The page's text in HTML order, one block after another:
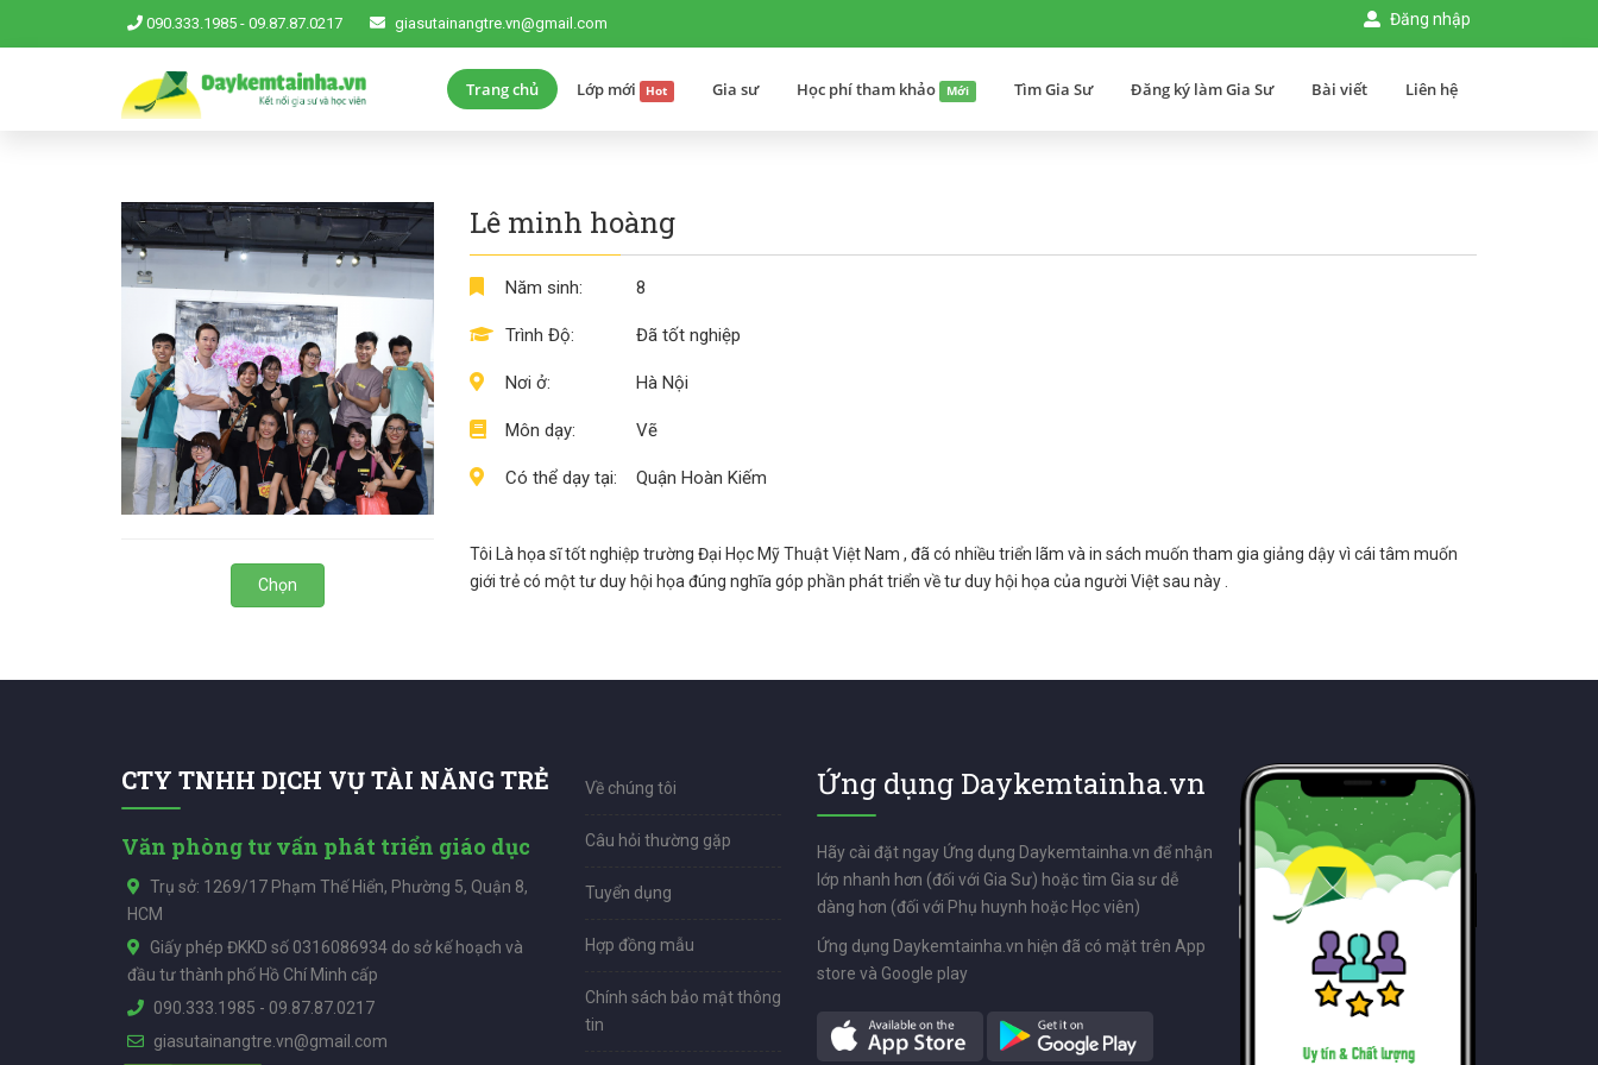
090.333.1985 - 09.87.87.0217 giasutainangtre.vn@gmail.com Đăng nhập
Trang chủ Lớp mới Hot Gia sư Học phí tham khảo Mới Tìm Gia Sư Đăng ký làm Gia Sư Bài viết Liên hệ
Chọn
Lê minh hoàng
Năm sinh:
Trình Độ:
Nơi ở:
Môn dạy:
Có thể dạy tại:
8
Đã tốt nghiệp
Hà Nội
Vẽ
Quận Hoàn Kiếm
Tôi Là họa sĩ tốt nghiệp trường Đại Học Mỹ Thuật Việt Nam , đã có nhiều triển lãm và in sách muốn tham gia giảng dậy vì cái tâm muốn
giới trẻ có một tư duy hội họa đúng nghĩa góp phần phát triển về tư duy hội họa của người Việt sau này .
CTY TNHH DỊCH VỤ TÀI NĂNG TRẺ
Văn phòng tư vấn phát triển giáo dục
Trụ sở: 1269/17 Phạm Thế Hiển, Phường 5, Quận 8,
HCM
Giấy phép ĐKKD số 0316086934 do sở kế hoạch và
đầu tư thành phố Hồ Chí Minh cấp
090.333.1985 - 09.87.87.0217
giasutainangtre.vn@gmail.com
Về chúng tôi
Câu hỏi thường gặp
Tuyển dụng
Hợp đồng mẫu
Chính sách bảo mật thông
tin
Ứng dụng Daykemtainha.vn
Hãy cài đặt ngay Ứng dụng Daykemtainha.vn để nhận
lớp nhanh hơn (đối với Gia Sư) hoặc tìm Gia sư dễ
dàng hơn (đối với Phụ huynh hoặc Học viên)
Ứng dụng Daykemtainha.vn hiện đã có mặt trên App
store và Google play